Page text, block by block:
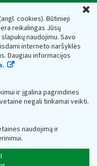
cookies). Būtinieji
reikalingas Jūsų
naudojimu. Savo
interneto naršyklės
Daugiau informacijos
ir įgalina pagrindines
negali tinkamai veikti.
naudojimą ir
— 188659752,
Lietuva, el.paštas:
188659752
prie Lietuvos
saugomi Juridinių